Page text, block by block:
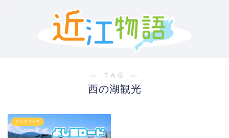
― TAG ―
西の湖観光
サイクリング